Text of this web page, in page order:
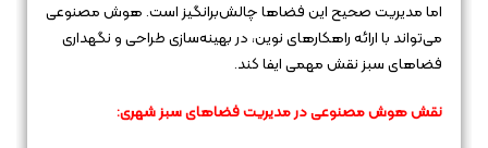
اما مدیریت صحیح این فضاها چالش‌برانگیز است. هوش مصنوعی
می‌تواند با ارائه راهکارهای نوین، در بهینه‌سازی طراحی و نگهداری
فضاهای سبز نقش مهمی ایفا کند.
نقش هوش مصنوعی در مدیریت فضاهای سبز شهری: